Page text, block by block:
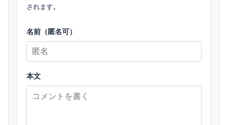
されます。
名前（匿名可）
本文